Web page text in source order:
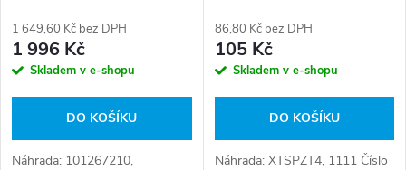
1 649,60 Kč bez DPH
1 996 Kč
Skladem v e-shopu
DO KOŠÍKU
Náhrada: 101267210,
86,80 Kč bez DPH
105 Kč
Skladem v e-shopu
DO KOŠÍKU
Náhrada: XTSPZT4, 1111 Číslo